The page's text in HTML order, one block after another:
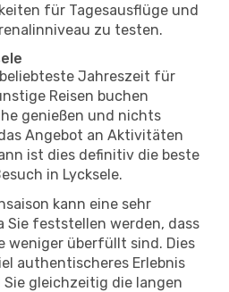
für Tagesausflüge und
zu testen.
Jahreszeit für
Reisen buchen
genießen und nichts
Angebot an Aktivitäten
ist dies definitiv die beste
in Lycksele.
kann eine sehr
Sie feststellen werden, dass
weniger überfüllt sind. Dies
authentischeres Erlebnis
gleichzeitig die langen